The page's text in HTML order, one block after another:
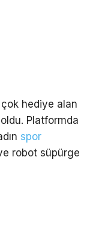
hediye alan
Platformda
spor
robot süpürge